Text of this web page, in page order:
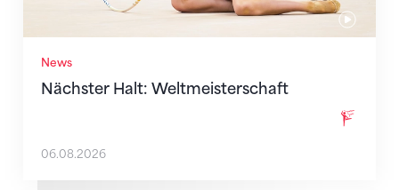
News
Nächster Halt: Weltmeisterschaft
06.08.2026